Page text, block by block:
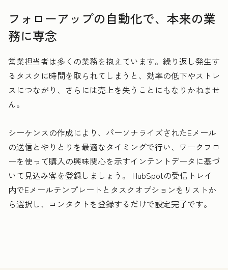
フォローアップの自動化で、本来の業
務に専念
営業担当者は多くの業務を抱えています。繰り返し発生す
るタスクに時間を取られてしまうと、効率の低下やストレ
スにつながり、さらには売上を失うことにもなりかねませ
ん。
シーケンスの作成により、パーソナライズされたEメール
の送信とやりとりを最適なタイミングで行い、ワークフロ
ーを使って購入の興味関心を示すインテントデータに基づ
いて見込み客を登録しましょう。 HubSpotの受信トレイ
内でEメールテンプレートとタスクオプションをリストか
ら選択し、コンタクトを登録するだけで設定完了です。